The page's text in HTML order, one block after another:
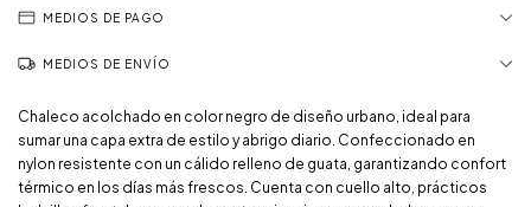
MEDIOS DE PAGO
MEDIOS DE ENVÍO
Chaleco acolchado en color negro de diseño urbano, ideal para
sumar una capa extra de estilo y abrigo diario. Confeccionado en
nylon resistente con un cálido relleno de guata, garantizando confort
térmico en los días más frescos. Cuenta con cuello alto, prácticos